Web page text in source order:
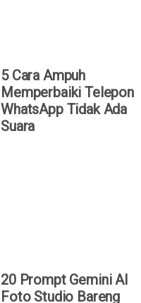
5 Cara Ampuh
Memperbaiki Telepon
WhatsApp Tidak Ada
Suara
20 Prompt Gemini AI
Foto Studio Bareng